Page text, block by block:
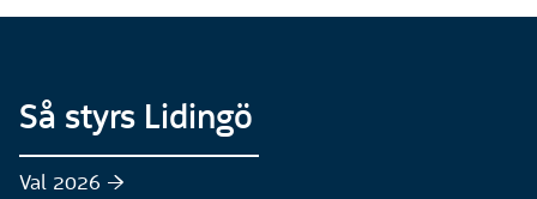
Så styrs Lidingö
Val 2026 :höger: